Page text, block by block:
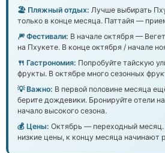
🏖️ Пляжный отдых: Лучше выбирать
только в конце месяца. Паттайя —
🎆 Фестивали: В начале октября —
на Пхукете. В конце октября / начале
🍴 Гастрономия: Попробуйте тайскую
фрукты. В октябре много сезонных
💡 Важно: В первой половине месяца
берите дождевики. Бронируйте отели
начало высокого сезона.
💰 Цены: Октябрь — переходный
низкие цены, к концу месяца начинают